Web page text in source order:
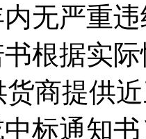
无严重
根据实
货商提供
标通知